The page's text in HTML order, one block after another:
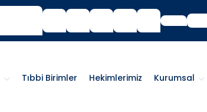
Tıbbi Birimler Hekimlerimiz Kurumsal